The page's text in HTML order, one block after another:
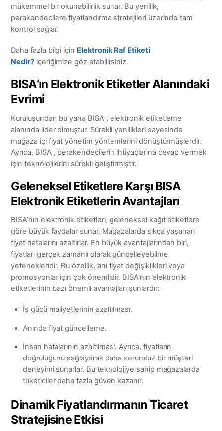
mükemmel bir okunabilirlik sunar. Bu yenilik,
perakendecilere fiyatlandırma stratejileri üzerinde tam
kontrol sağlar.
Daha fazla bilgi için Elektronik Raf Etiketi
Nedir? içeriğimize göz atabilirsiniz.
BISA‘ın Elektronik Etiketler Alanındaki
Evrimi
Kuruluşundan bu yana BISA , elektronik etiketleme
alanında lider olmuştur. Sürekli yenilikleri sayesinde
mağaza içi fiyat yönetim yöntemlerini dönüştürmüşlerdir.
Ayrıca, BISA , perakendecilerin ihtiyaçlarına cevap vermek
için teknolojilerini sürekli geliştirmiştir.
Geleneksel Etiketlere Karşı BISA
Elektronik Etiketlerin Avantajları
BISA’nın elektronik etiketleri, geleneksel kağıt etiketlere
göre büyük faydalar sunar. Mağazalarda sıkça yaşanan
fiyat hatalarını azaltırlar. En büyük avantajlarından biri,
fiyatları gerçek zamanlı olarak güncelleyebilme
yetenekleridir. Bu özellik, ani fiyat değişiklikleri veya
promosyonlar için çok önemlidir. BISA’nın elektronik
etiketlerinin bazı önemli avantajları şunlardır:
İş gücü maliyetlerinin azaltılması.
Anında fiyat güncelleme.
İnsan hatalarının azaltılması. Ayrıca, fiyatların
doğruluğunu sağlayarak daha sorunsuz bir müşteri
deneyimi sunarlar. Bu teknolojiye sahip mağazalarda
tüketiciler daha fazla güven kazanır.
Dinamik Fiyatlandırmanın Ticaret
Stratejisine Etkisi